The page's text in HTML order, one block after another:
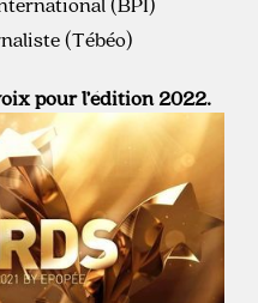
(Tébéo)
pour l’édition 2022.